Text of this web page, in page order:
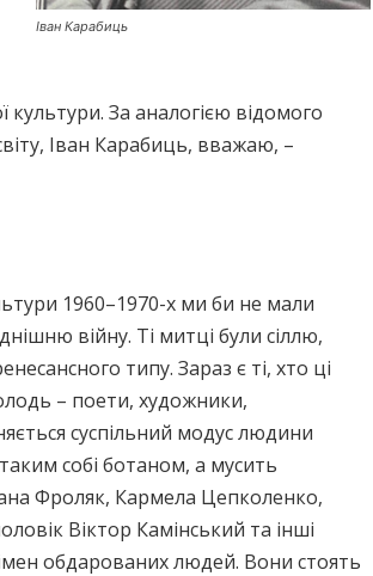
Іван Карабиць
культури. За аналогією відомого
Іван Карабиць, вважаю, –
1960–1970-х ми би не мали
війну. Ті митці були сіллю,
типу. Зараз є ті, хто ці
– поети, художники,
суспільний модус людини
собі ботаном, а мусить
Фроляк, Кармела Цепколенко,
Віктор Камінський та інші
обдарованих людей. Вони стоять